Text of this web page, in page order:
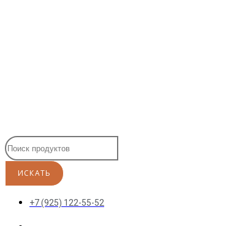
+7 (925) 122-55-52